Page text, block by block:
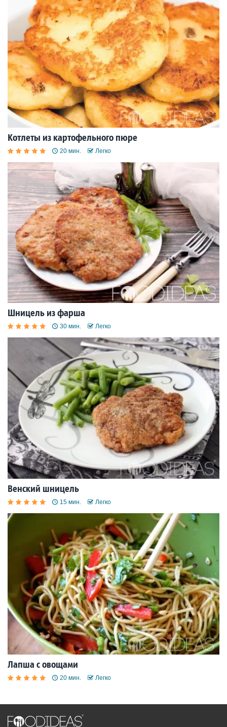
Котлеты из картофельного пюре
20 мин. Легко
Шницель из фарша
30 мин. Легко
Венский шницель
15 мин. Легко
Лапша с овощами
20 мин. Легко